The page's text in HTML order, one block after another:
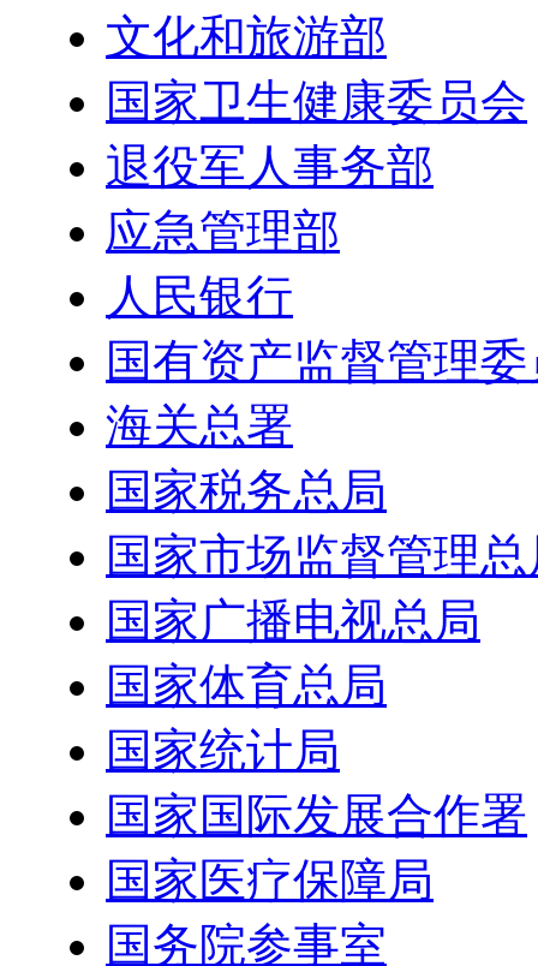
文化和旅游部
国家卫生健康委员会
退役军人事务部
应急管理部
人民银行
国有资产监督管理
海关总署
国家税务总局
国家市场监督管理
国家广播电视总局
国家体育总局
国家统计局
国家国际发展合作署
国家医疗保障局
国务院参事室